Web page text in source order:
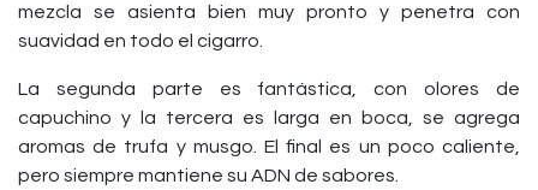
mezcla se asienta bien muy pronto y penetra con
suavidad en todo el cigarro.
La segunda parte es fantástica, con olores de
capuchino y la tercera es larga en boca, se agrega
aromas de trufa y musgo. El final es un poco caliente,
pero siempre mantiene su ADN de sabores.